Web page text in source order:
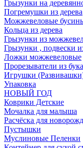
Грызунки на
Погремушки из дерева
Можжевеловые
Кольца из дерева
Грызунки из
Грызунки , подвески
Ложки можжевеловые
Прорезыватели из
Игрушки
Упаковка
НОВЫЙ ГОД
Коврики Детские
Мочалка для малыша
Расчёска для
Пустышки
Муслиновые Пеленки